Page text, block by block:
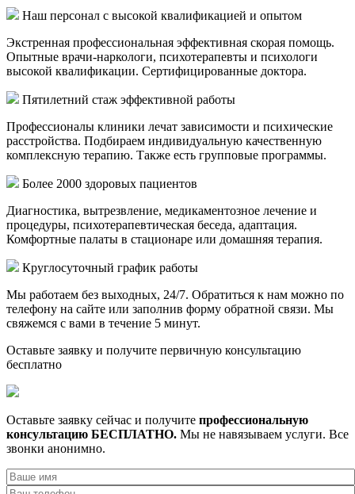
Наш персонал с высокой квалификацией и опытом
Экстренная профессиональная эффективная скорая помощь.
Опытные врачи-наркологи, психотерапевты и психологи
высокой квалификации. Сертифицированные доктора.
Пятилетний стаж эффективной работы
Профессионалы клиники лечат зависимости и психические
расстройства. Подбираем индивидуальную качественную
комплексную терапию. Также есть групповые программы.
Более 2000 здоровых пациентов
Диагностика, вытрезвление, медикаментозное лечение и
процедуры, психотерапевтическая беседа, адаптация.
Комфортные палаты в стационаре или домашняя терапия.
Круглосуточный график работы
Мы работаем без выходных, 24/7. Обратиться к нам можно по
телефону на сайте или заполнив форму обратной связи. Мы
свяжемся с вами в течение 5 минут.
Оставьте заявку и получите первичную консультацию
бесплатно
Оставьте заявку сейчас и получите профессиональную
консультацию БЕСПЛАТНО. Мы не навязываем услуги. Все
звонки анонимно.